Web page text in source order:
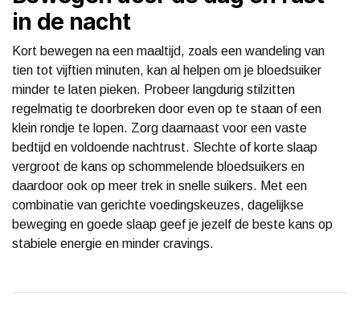
in de nacht
Kort bewegen na een maaltijd, zoals een wandeling van
tien tot vijftien minuten, kan al helpen om je bloedsuiker
minder te laten pieken. Probeer langdurig stilzitten
regelmatig te doorbreken door even op te staan of een
klein rondje te lopen. Zorg daarnaast voor een vaste
bedtijd en voldoende nachtrust. Slechte of korte slaap
vergroot de kans op schommelende bloedsuikers en
daardoor ook op meer trek in snelle suikers. Met een
combinatie van gerichte voedingskeuzes, dagelijkse
beweging en goede slaap geef je jezelf de beste kans op
stabiele energie en minder cravings.